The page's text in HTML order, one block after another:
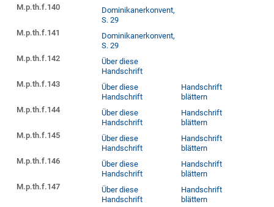
M.p.th.f.140
Dominikanerkonvent,
S. 29
M.p.th.f.141
Dominikanerkonvent,
S. 29
M.p.th.f.142
Über diese
Handschrift
M.p.th.f.143
Über diese
Handschrift
Handschrift
blättern
M.p.th.f.144
Über diese
Handschrift
Handschrift
blättern
M.p.th.f.145
Über diese
Handschrift
Handschrift
blättern
M.p.th.f.146
Über diese
Handschrift
Handschrift
blättern
M.p.th.f.147
Über diese
Handschrift
Handschrift
blättern